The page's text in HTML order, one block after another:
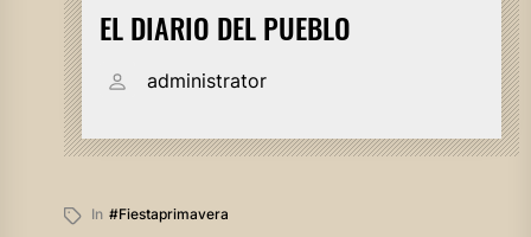
EL DIARIO DEL PUEBLO
administrator
In #fiestaprimavera